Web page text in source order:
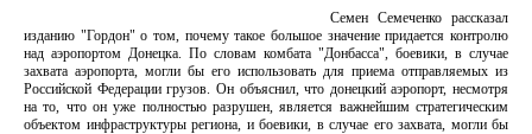
Семен Семеченко рассказал
изданию "Гордон" о том, почему такое большое значение придается контролю
над аэропортом Донецка. По словам комбата "Донбасса", боевики, в случае
захвата аэропорта, могли бы его использовать для приема отправляемых из
Российской Федерации грузов. Он объяснил, что донецкий аэропорт, несмотря
на то, что он уже полностью разрушен, является важнейшим стратегическим
объектом инфраструктуры региона, и боевики, в случае его захвата, могли бы